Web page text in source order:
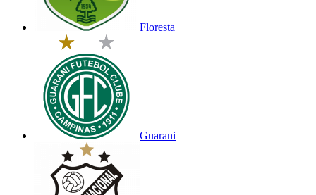
Floresta
Guarani